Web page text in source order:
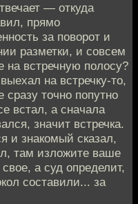
— откуда
прямо
за поворот и
разметки, и совсем
на встречную полосу?
на встречку-то,
сразу точно попутно
встал, а сначала
значит встречка.
и знакомый сказал,
там изложите ваше
а суд определит,
составили... за